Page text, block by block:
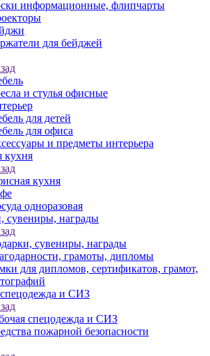
информационные, флипчарты
для бейджей
и стулья офисные
для детей
для офиса
и предметы интерьера
кухня
кухня
одноразовая
сувениры, награды
сувениры, награды
грамоты, дипломы
для дипломов, сертификатов, грамот,
спецодежда и СИЗ
спецодежда и СИЗ
пожарной безопасности